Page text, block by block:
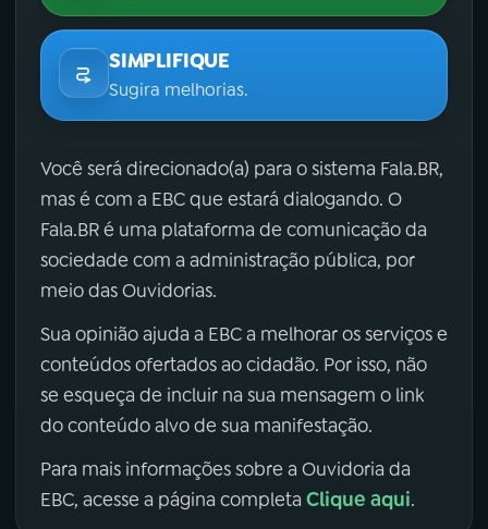
SIMPLIFIQUE
Sugira melhorias.
Você será direcionado(a) para o sistema Fala.BR,
mas é com a EBC que estará dialogando. O
Fala.BR é uma plataforma de comunicação da
sociedade com a administração pública, por
meio das Ouvidorias.
Sua opinião ajuda a EBC a melhorar os serviços e
conteúdos ofertados ao cidadão. Por isso, não
se esqueça de incluir na sua mensagem o link
do conteúdo alvo de sua manifestação.
Para mais informações sobre a Ouvidoria da
EBC, acesse a página completa Clique aqui.